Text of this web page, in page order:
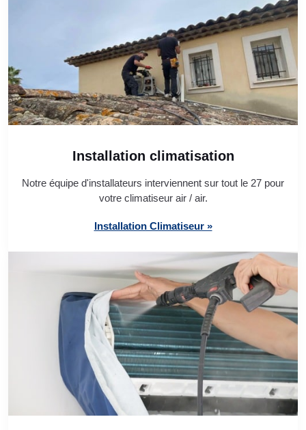
Installation climatisation
Notre équipe d'installateurs interviennent sur tout le 27 pour
votre climatiseur air / air.
Installation Climatiseur »